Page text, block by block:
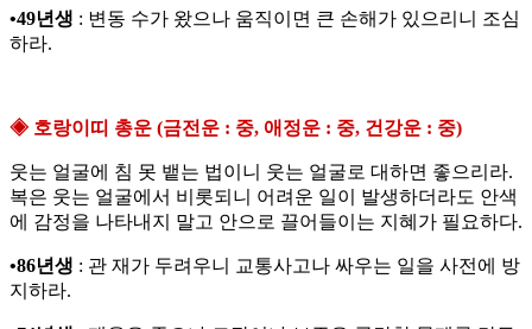
•49년생 : 변동 수가 왔으나 움직이면 큰 손해가 있으리니 조심
하라.
◈ 호랑이띠 총운 (금전운 : 중, 애정운 : 중, 건강운 : 중)
웃는 얼굴에 침 못 뱉는 법이니 웃는 얼굴로 대하면 좋으리라.
복은 웃는 얼굴에서 비롯되니 어려운 일이 발생하더라도 안색
에 감정을 나타내지 말고 안으로 끌어들이는 지혜가 필요하다.
•86년생 : 관 재가 두려우니 교통사고나 싸우는 일을 사전에 방
지하라.